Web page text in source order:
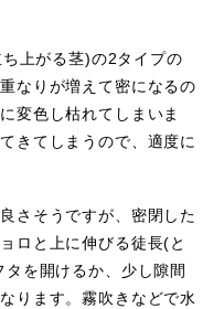
ち上がる茎)の2タイプの
なりが増えて密になるの
変色し枯れてしまいま
きてしまうので、適度に
さそうですが、密閉した
ロと上に伸びる徒長(と
を開けるか、少し隙間
ります。霧吹きなどで水